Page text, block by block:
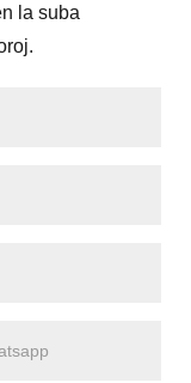
la suba